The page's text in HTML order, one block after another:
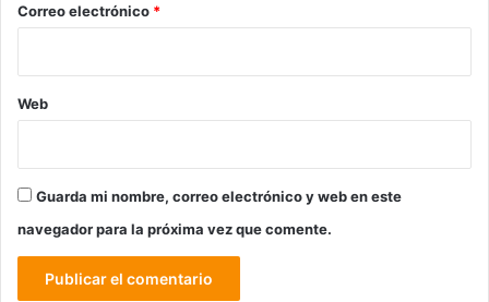
*
Correo electrónico *
Web
Guarda mi nombre, correo electrónico y web en este
navegador para la próxima vez que comente.